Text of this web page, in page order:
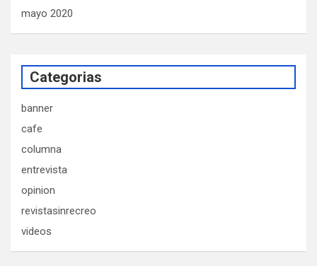
mayo 2020
Categorias
banner
cafe
columna
entrevista
opinion
revistasinrecreo
videos